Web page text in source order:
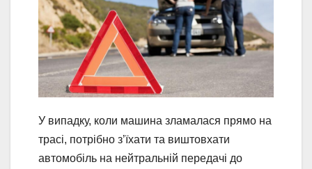
У випадку, коли машина зламалася прямо на
трасі, потрібно з’їхати та виштовхати
автомобіль на нейтральній передачі до